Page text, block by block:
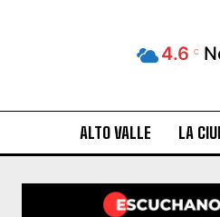
4.6 C
ALTO VALLE LA